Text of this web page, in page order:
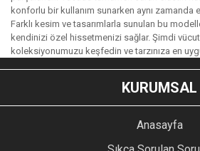
konforlu bir kullanım sunarken aynı zamanda
Farklı kesim ve tasarımlarla sunulan bu
kendinizi özel hissetmenizi sağlar. Şimdi vücut
koleksiyonumuzu keşfedin ve tarzınıza en
KURUMSAL
Anasayfa